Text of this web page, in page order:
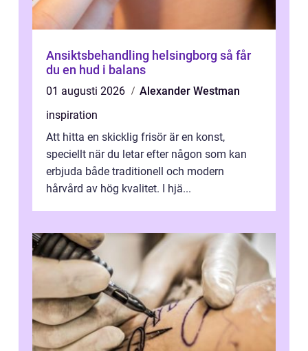
Ansiktsbehandling helsingborg så får
du en hud i balans
01 augusti 2026
Alexander Westman
inspiration
Att hitta en skicklig frisör är en konst,
speciellt när du letar efter någon som kan
erbjuda både traditionell och modern
hårvård av hög kvalitet. I hjä...